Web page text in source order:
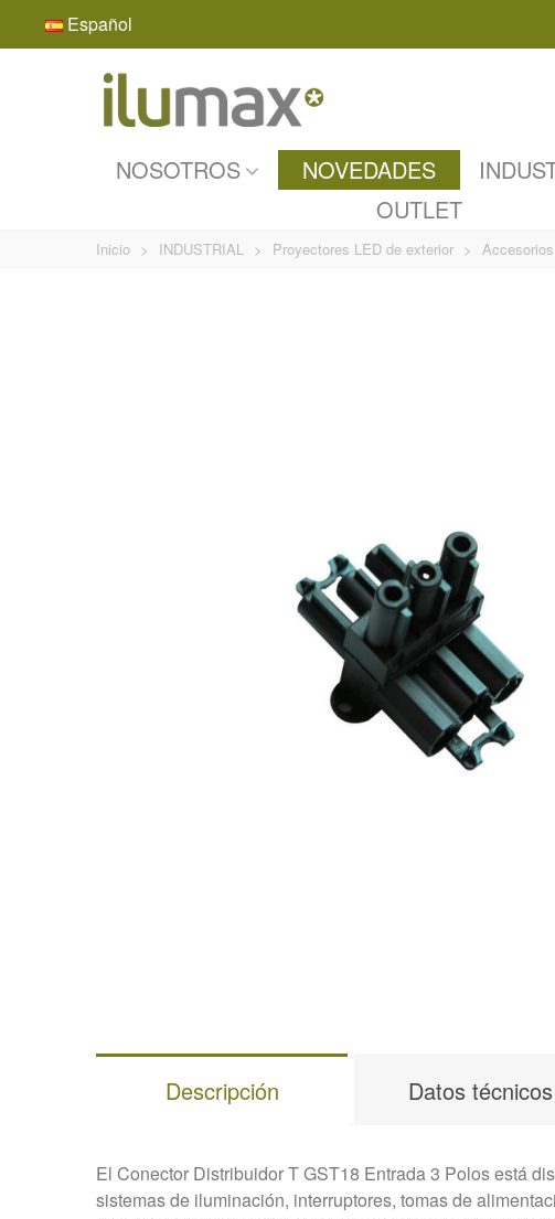
Español
NOSOTROS NOVEDADES
OUTLET
Inicio > INDUSTRIAL > Proyectores LED de exterior >
Descripción Datos técnicos
El Conector Distribuidor T GST18 Entrada 3 Polos está
sistemas de iluminación, interruptores, tomas de